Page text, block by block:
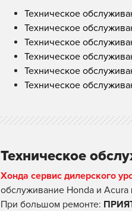
Техническое
Техническое
Техническое
Техническое
Техническое
Техническое
Техническое
Хонда сервис дилерского
обслуживание Honda и Acura
При большом ремонте: